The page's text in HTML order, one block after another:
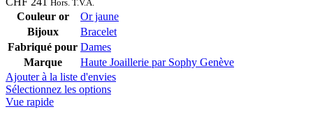
Hors. T.V.A.
Couleur or
Or jaune
Bijoux
Bracelet
Fabriqué pour Dames
Marque
Haute Joaillerie par Sophy Genève
Ajouter à la liste d'envies
Sélectionnez les options
Vue rapide